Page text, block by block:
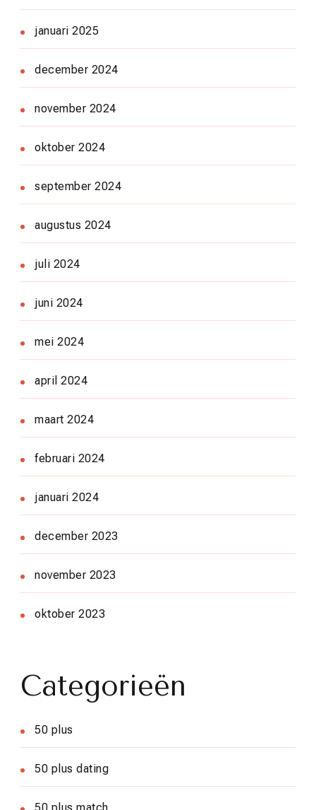
januari 2025
december 2024
november 2024
oktober 2024
september 2024
augustus 2024
juli 2024
juni 2024
mei 2024
april 2024
maart 2024
februari 2024
januari 2024
december 2023
november 2023
oktober 2023
Categorieën
50 plus
50 plus dating